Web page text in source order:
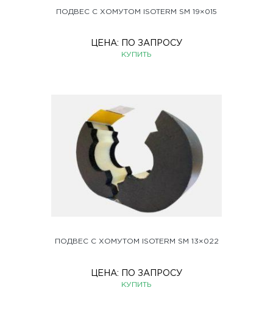
ПОДВЕС С ХОМУТОМ ISOTERM SM 19×015
ЦЕНА: ПО ЗАПРОСУ
КУПИТЬ
ПОДВЕС С ХОМУТОМ ISOTERM SM 13×022
ЦЕНА: ПО ЗАПРОСУ
КУПИТЬ